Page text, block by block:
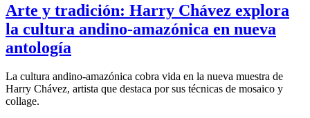
Arte y tradición: Harry Chávez explora
la cultura andino-amazónica en nueva
antología
La cultura andino-amazónica cobra vida en la nueva muestra de
Harry Chávez, artista que destaca por sus técnicas de mosaico y
collage.